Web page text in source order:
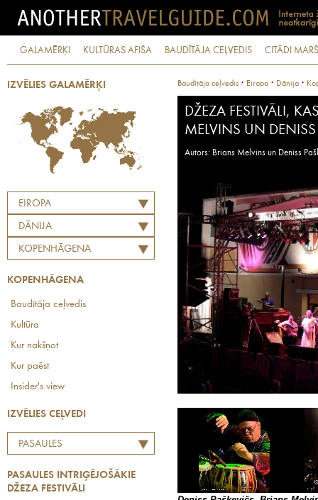
GALAMĒRĶI KULTŪRAS AFIŠA BAUDĪTĀJA CEĻVEDIS CITĀDI
IZVĒLIES GALAMĒRĶI
EIROPA
DĀNIJA
KOPENHĀGENA
KOPENHĀGENA
Baudītāja ceļvedis
Kultūra
Kur nakšņot
Kur paēst
Insider's view
IZVĒLIES CEĻVEDI
PASAULES
FESTIVĀLI
PASAULES INTRIĢĒJOŠĀKIE
DŽEZA FESTIVĀLI
Baudītāja ceļvedis · Eiropa · Dānija ·
DŽEZA FESTIVĀLI,
MELVINS UN DENISS
Autors: Brians Melvins un Deniss